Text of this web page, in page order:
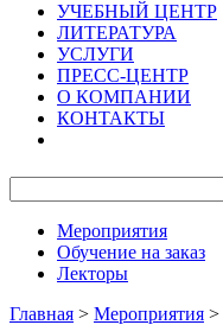
УЧЕБНЫЙ ЦЕНТР
ЛИТЕРАТУРА
УСЛУГИ
ПРЕСС-ЦЕНТР
О КОМПАНИИ
КОНТАКТЫ
Мероприятия
Обучение на заказ
Лекторы
Главная > Мероприятия >